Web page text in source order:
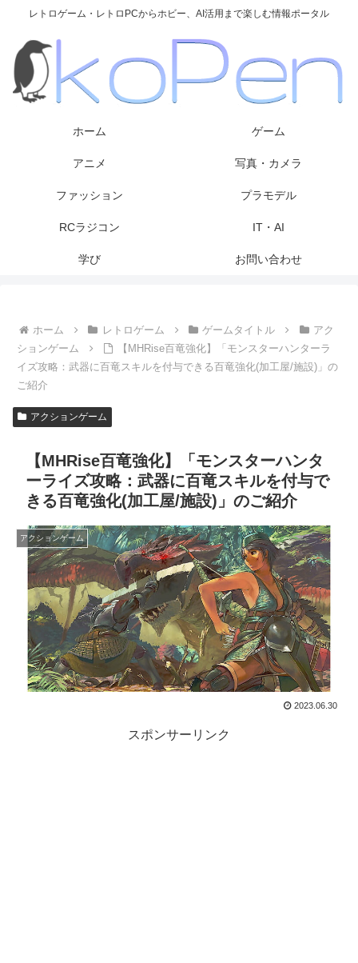
レトロゲーム・レトロPCからホビー、AI活用まで楽しむ情報ポータル
ホーム ゲーム
アニメ 写真・カメラ
ファッション プラモデル
RCラジコン IT・AI
学び お問い合わせ
ホーム レトロゲーム ゲームタイトル
アク
ションゲーム
【MHRise百竜強化】「モンスターハンターラ
イズ攻略：武器に百竜スキルを付与できる百竜強化(加工屋/施設)」の
ご紹介
アクションゲーム
【MHRise百竜強化】「モンスターハンタ
ーライズ攻略：武器に百竜スキルを付与で
きる百竜強化(加工屋/施設)」のご紹介
アクションゲーム
2023.06.30
スポンサーリンク